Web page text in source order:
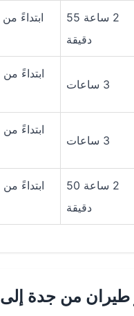
2 ساعة 55
دقيقة
3 ساعات
3 ساعات
2 ساعة 50
دقيقة
طيران من جدة